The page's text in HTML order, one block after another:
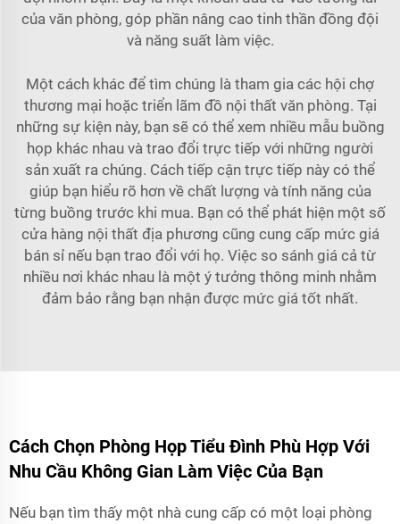
của văn phòng, góp phần nâng cao tinh thần đồng đội
và năng suất làm việc.
Một cách khác để tìm chúng là tham gia các hội chợ
thương mại hoặc triển lãm đồ nội thất văn phòng. Tại
những sự kiện này, bạn sẽ có thể xem nhiều mẫu buồng
họp khác nhau và trao đổi trực tiếp với những người
sản xuất ra chúng. Cách tiếp cận trực tiếp này có thể
giúp bạn hiểu rõ hơn về chất lượng và tính năng của
từng buồng trước khi mua. Bạn có thể phát hiện một số
cửa hàng nội thất địa phương cũng cung cấp mức giá
bán sỉ nếu bạn trao đổi với họ. Việc so sánh giá cả từ
nhiều nơi khác nhau là một ý tưởng thông minh nhằm
đảm bảo rằng bạn nhận được mức giá tốt nhất.
Cách Chọn Phòng Họp Tiểu Đình Phù Hợp Với
Nhu Cầu Không Gian Làm Việc Của Bạn
Nếu bạn tìm thấy một nhà cung cấp có một loại phòng